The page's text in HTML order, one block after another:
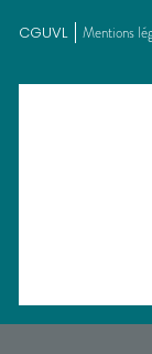
CGUVL Mentions